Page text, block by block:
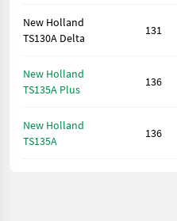
New Holland
TS130A Delta
131
New Holland
TS135A Plus
136
New Holland
TS135A
136